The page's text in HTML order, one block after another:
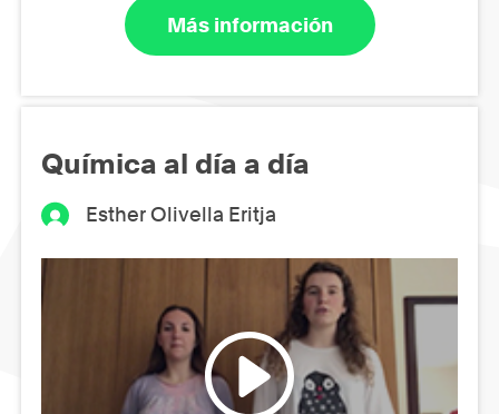
Más información
Química al día a día
Esther Olivella Eritja